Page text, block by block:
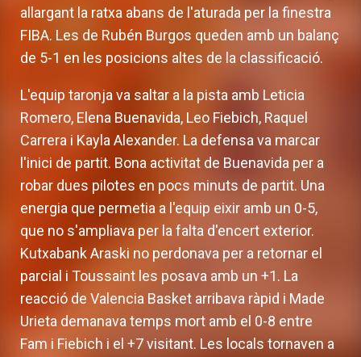
allargant la ratxa abans de l'aturada per la finestra
FIBA. Les de Rubén Burgos queden amb un balanç
de 5-1 en les posicions altes de la classificació.
L'equip taronja va saltar a la pista amb Leticia
Romero, Elena Buenavida, Leo Fiebich, Raquel
Carrera i Kayla Alexander. La defensa va marcar
l'inici de partit. Bona activitat de Buenavida per a
robar dues pilotes en pocs minuts de partit. Una
energia que permetia a l'equip eixir amb un 0-5,
que no s'ampliava per la falta d'encert exterior.
Kutxabank Araski no perdonava per a retornar el
parcial i Toussaint les posava amb un +1. La
reacció de Valencia Basket arribava ràpid i Made
Urieta demanava temps mort amb el 0-8 entre
Fam i Fiebich i el +7 visitant. Les locals tornaven a